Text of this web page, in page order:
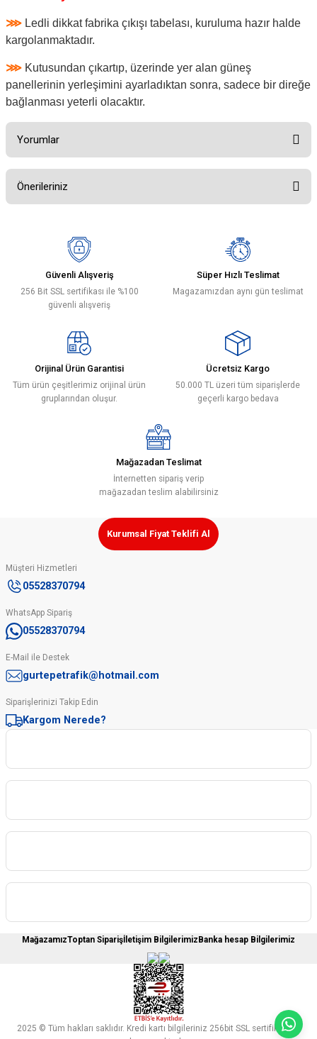
⋙ Ledli dikkat fabrika çıkışı tabelası, kuruluma hazır halde
kargolanmaktadır.
⋙ Kutusundan çıkartıp, üzerinde yer alan güneş
panellerinin yerleşimini ayarladıktan sonra, sadece bir direğe
bağlanması yeterli olacaktır.
Yorumlar
Önerileriniz
Görüş ve önerileriniz için teşekkür ederiz.
Ürün resmi kalitesiz, bozuk veya görüntülenemiyor.
Ürün bilgilerinde hatalar bulunuyor.
Ürün fiyatı diğer sitelerden daha pahalı.
Bu ürüne benzer farklı alternatifler olmalı.
Gönder
Güvenli Alışveriş
256 Bit SSL sertifikası ile %100
güvenli alışveriş
Süper Hızlı Teslimat
Magazamızdan aynı gün teslimat
Orijinal Ürün Garantisi
Tüm ürün çeşitlerimiz orijinal ürün
gruplarından oluşur.
Ücretsiz Kargo
50.000 TL üzeri tüm siparişlerde
geçerli kargo bedava
Mağazadan Teslimat
İnternetten sipariş verip
mağazadan teslim alabilirsiniz
Müşteri Hizmetleri
05528370794
WhatsApp Sipariş
05528370794
E-Mail ile Destek
gurtepetrafik@hotmail.com
Siparişlerinizi Takip Edin
Kargom Nerede?
Kurumsal Fiyat Teklifi Al
MağazamızToptan Siparişİletişim BilgilerimizBanka hesap Bilgilerimiz
2025 © Tüm hakları saklıdır. Kredi kartı bilgileriniz 256bit SSL sertifikası ile